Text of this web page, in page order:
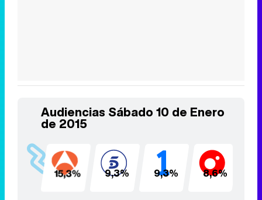
Audiencias Sábado 10 de Enero
de 2015
15,3% 9,3% 9,3% 8,6%